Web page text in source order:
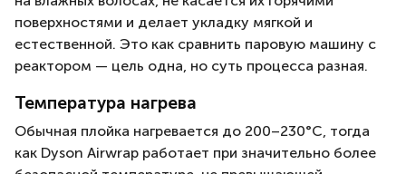
поверхностями и делает укладку мягкой и
естественной. Это как сравнить паровую машину с
реактором — цель одна, но суть процесса разная.
Температура нагрева
Обычная плойка нагревается до 200–230°C, тогда
как Dyson Airwrap работает при значительно более